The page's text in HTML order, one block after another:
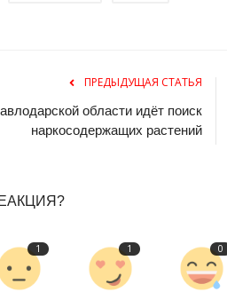
ПРЕДЫДУЩАЯ СТАТЬЯ
области идёт поиск
наркосодержащих растений
1 1 0